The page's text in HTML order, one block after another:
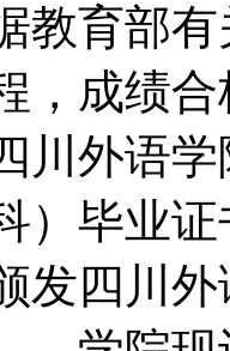
教育部
，成绩
川外语
）毕业
发四川